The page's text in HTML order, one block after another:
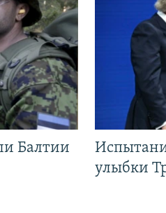
Балтии
улыбки